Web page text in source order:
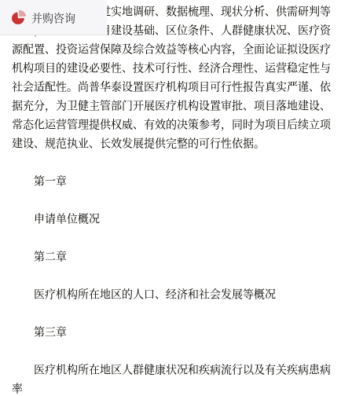
并购咨询
管理相关政策，通过实地调研、数据梳理、现状分析、供需研判等
方式，系统核查项目建设基础、区位条件、人群健康状况、医疗资
源配置、投资运营保障及综合效益等核心内容，全面论证拟设医疗
机构项目的建设必要性、技术可行性、经济合理性、运营稳定性与
社会适配性。尚普华泰设置医疗机构项目可行性报告真实严谨、依
据充分，为卫健主管部门开展医疗机构设置审批、项目落地建设、
常态化运营管理提供权威、有效的决策参考，同时为项目后续立项
建设、规范执业、长效发展提供完整的可行性依据。
第一章
申请单位概况
第二章
医疗机构所在地区的人口、经济和社会发展等概况
第三章
医疗机构所在地区人群健康状况和疾病流行以及有关疾病患病
率